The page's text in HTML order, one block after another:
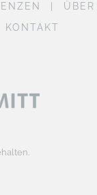
ÜBER
KONTAKT